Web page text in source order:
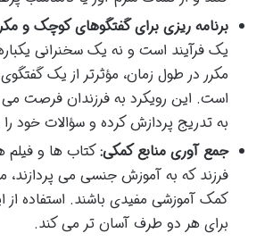
برنامه ریزی برای گفتگوهای کوچک و
یک فرآیند است و نه یک سخنرانی
مکرر در طول زمان، مؤثرتر از یک
است. این رویکرد به فرزندان فرصت می
به تدریج پردازش کرده و سؤالات خود
جمع آوری منابع کمکی:کتاب ها و
فرزند که به آموزش جنسی می پردازند،
کمک آموزشی مفیدی باشند. استفاده از
برای هر دو طرف آسان تر می کند.